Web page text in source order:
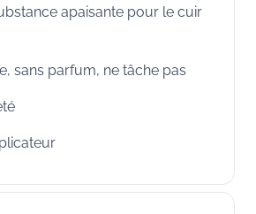
apaisante pour le cuir
sans parfum, ne tâche pas